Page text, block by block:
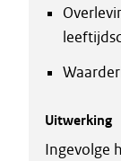
Uitwerking
Ingevolge